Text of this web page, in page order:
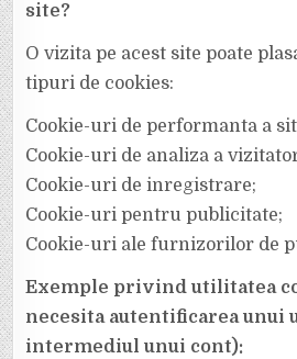
site?
O vizita pe acest site poate
tipuri de cookies:
Cookie-uri de performanta a
Cookie-uri de analiza a
Cookie-uri de inregistrare;
Cookie-uri pentru publicitate;
Cookie-uri ale furnizorilor de
Exemple privind utilitatea
necesita autentificarea
intermediul unui cont):